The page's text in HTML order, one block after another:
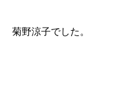
菊野涼子でした。